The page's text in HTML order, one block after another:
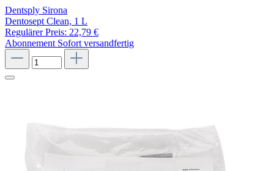
Dentsply Sirona
Dentosept Clean, 1 L
Regulärer Preis: 22,79 €
Abonnement Sofort versandfertig